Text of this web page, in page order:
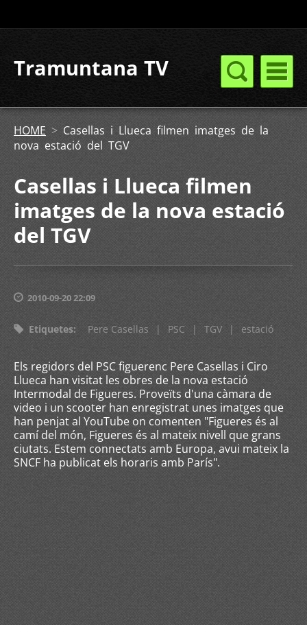
Tramuntana TV
HOME > Casellas i Llueca filmen imatges de la
nova estació del TGV
Casellas i Llueca filmen
imatges de la nova estació
del TGV
2010-09-20 22:09
Etiquetes: Pere Casellas | PSC | TGV | estació
Els regidors del PSC figuerenc Pere Casellas i Ciro
Llueca han visitat les obres de la nova estació
Intermodal de Figueres. Proveïts d'una càmara de
video i un scooter han enregistrat unes imatges que
han penjat al YouTube on comenten "Figueres és al
camí del món, Figueres és al mateix nivell que grans
ciutats. Estem connectats amb Europa, avui mateix la
SNCF ha publicat els horaris amb París".